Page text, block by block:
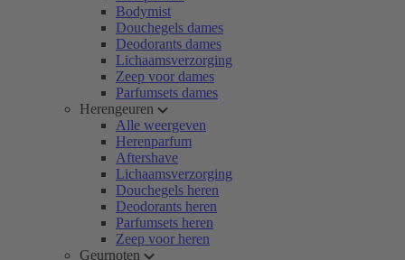
Bodymist
Douchegels dames
Deodorants dames
Lichaamsverzorging
Zeep voor dames
Parfumsets dames
Herengeuren
Alle weergeven
Herenparfum
Aftershave
Lichaamsverzorging
Douchegels heren
Deodorants heren
Parfumsets heren
Zeep voor heren
Geurnoten